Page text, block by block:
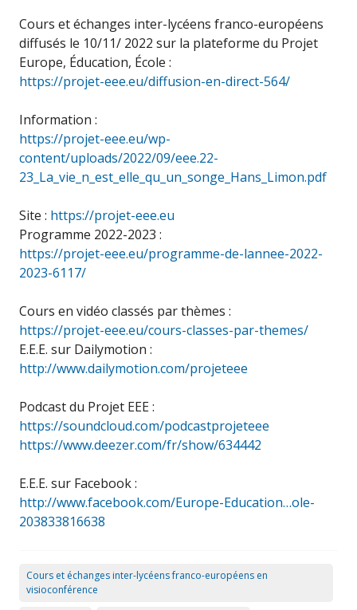
Cours et échanges inter-lycéens franco-européens
diffusés le 10/11/ 2022 sur la plateforme du Projet
Europe, Éducation, École :
https://projet-eee.eu/diffusion-en-direct-564/
Information :
https://projet-eee.eu/wp-
content/uploads/2022/09/eee.22-
23_La_vie_n_est_elle_qu_un_songe_Hans_Limon.pdf
Site : https://projet-eee.eu
Programme 2022-2023 :
https://projet-eee.eu/programme-de-lannee-2022-
2023-6117/
Cours en vidéo classés par thèmes :
https://projet-eee.eu/cours-classes-par-themes/
E.E.E. sur Dailymotion :
http://www.dailymotion.com/projeteee
Podcast du Projet EEE :
https://soundcloud.com/podcastprojeteee
https://www.deezer.com/fr/show/634442
E.E.E. sur Facebook :
http://www.facebook.com/Europe-Education…ole-
203833816638
Cours et échanges inter-lycéens franco-européens en
visioconférence